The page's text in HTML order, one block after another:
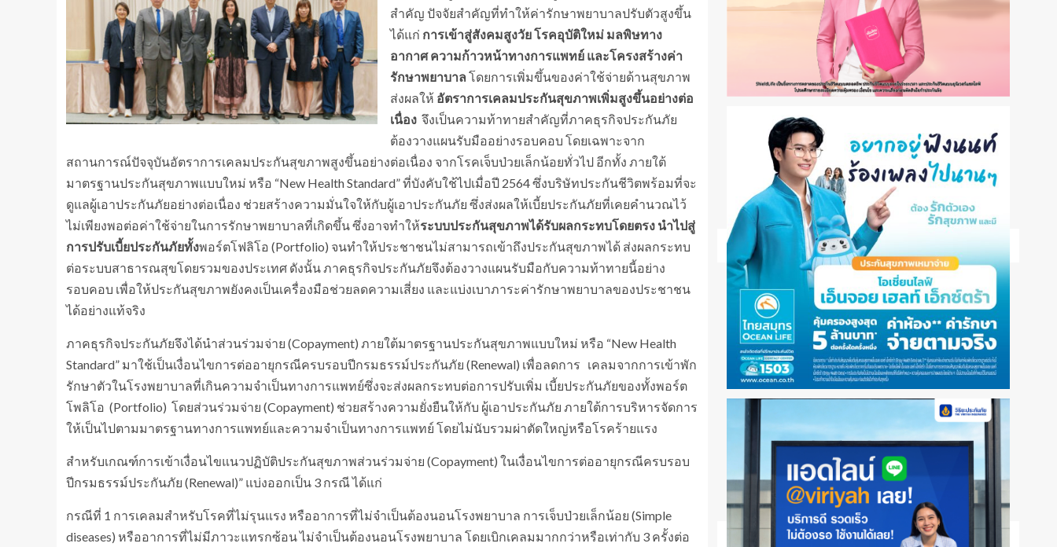
สำคัญ ปัจจัยสำคัญที่ทำให้ค่ารักษาพยาบาลปรับตัวสูงขึ้น
ได้แก่ การเข้าสู่สังคมสูงวัย โรคอุบัติใหม่ มลพิษทาง
อากาศ ความก้าวหน้าทางการแพทย์ และโครงสร้างค่า
รักษาพยาบาล โดยการเพิ่มขึ้นของค่าใช้จ่ายด้านสุขภาพ
ส่งผลให้ อัตราการเคลมประกันสุขภาพเพิ่มสูงขึ้นอย่างต่อ
เนื่อง จึงเป็นความท้าทายสำคัญที่ภาคธุรกิจประกันภัย
ต้องวางแผนรับมืออย่างรอบคอบ โดยเฉพาะจาก
สถานการณ์ปัจจุบันอัตราการเคลมประกันสุขภาพสูงขึ้นอย่างต่อเนื่อง จากโรคเจ็บป่วยเล็กน้อยทั่วไป อีกทั้ง ภายใต้
มาตรฐานประกันสุขภาพแบบใหม่ หรือ “New Health Standard” ที่บังคับใช้ไปเมื่อปี 2564 ซึ่งบริษัทประกันชีวิตพร้อมที่จะ
ดูแลผู้เอาประกันภัยอย่างต่อเนื่อง ช่วยสร้างความมั่นใจให้กับผู้เอาประกันภัย ซึ่งส่งผลให้เบี้ยประกันภัยที่เคยคำนวณไว้
ไม่เพียงพอต่อค่าใช้จ่ายในการรักษาพยาบาลที่เกิดขึ้น ซึ่งอาจทำให้ระบบประกันสุขภาพได้รับผลกระทบโดยตรง นำไปสู่
การปรับเบี้ยประกันภัยทั้งพอร์ตโฟลิโอ (Portfolio) จนทำให้ประชาชนไม่สามารถเข้าถึงประกันสุขภาพได้ ส่งผลกระทบ
ต่อระบบสาธารณสุขโดยรวมของประเทศ ดังนั้น ภาคธุรกิจประกันภัยจึงต้องวางแผนรับมือกับความท้าทายนี้อย่าง
รอบคอบ เพื่อให้ประกันสุขภาพยังคงเป็นเครื่องมือช่วยลดความเสี่ยง และแบ่งเบาภาระค่ารักษาพยาบาลของประชาชน
ได้อย่างแท้จริง
ภาคธุรกิจประกันภัยจึงได้นำส่วนร่วมจ่าย (Copayment) ภายใต้มาตรฐานประกันสุขภาพแบบใหม่ หรือ “New Health
Standard” มาใช้เป็นเงื่อนไขการต่ออายุกรณีครบรอบปีกรมธรรม์ประกันภัย (Renewal) เพื่อลดการ เคลมจากการเข้าพัก
รักษาตัวในโรงพยาบาลที่เกินความจำเป็นทางการแพทย์ซึ่งจะส่งผลกระทบต่อการปรับเพิ่ม เบี้ยประกันภัยของทั้งพอร์ต
โพลิโอ (Portfolio) โดยส่วนร่วมจ่าย (Copayment) ช่วยสร้างความยั่งยืนให้กับ ผู้เอาประกันภัย ภายใต้การบริหารจัดการ
ให้เป็นไปตามมาตรฐานทางการแพทย์และความจำเป็นทางการแพทย์ โดยไม่นับรวมผ่าตัดใหญ่หรือโรคร้ายแรง
สำหรับเกณฑ์การเข้าเงื่อนไขแนวปฏิบัติประกันสุขภาพส่วนร่วมจ่าย (Copayment) ในเงื่อนไขการต่ออายุกรณีครบรอบ
ปีกรมธรรม์ประกันภัย (Renewal)” แบ่งออกเป็น 3 กรณี ได้แก่
กรณีที่ 1 การเคลมสำหรับโรคที่ไม่รุนแรง หรืออาการที่ไม่จำเป็นต้องนอนโรงพยาบาล การเจ็บป่วยเล็กน้อย (Simple
diseases) หรืออาการที่ไม่มีภาวะแทรกซ้อน ไม่จำเป็นต้องนอนโรงพยาบาล โดยเบิกเคลมมากกว่าหรือเท่ากับ 3 ครั้งต่อ